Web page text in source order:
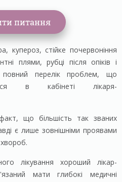
купероз, стійке почервоніння
плями, рубці після опіків і
перелік проблем, що
в кабінеті лікаря-
що більшість так званих
є лише зовнішніми проявами
лікування хороший лікар-
мати глибокі медичні